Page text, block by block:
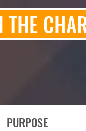
THE
PURPOSE